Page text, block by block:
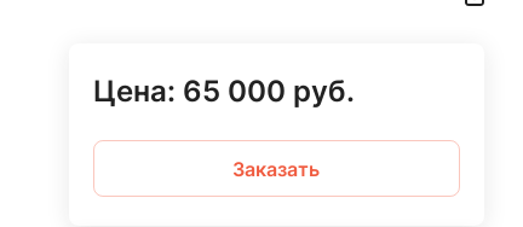
Цена: 65 000 руб.
Заказать